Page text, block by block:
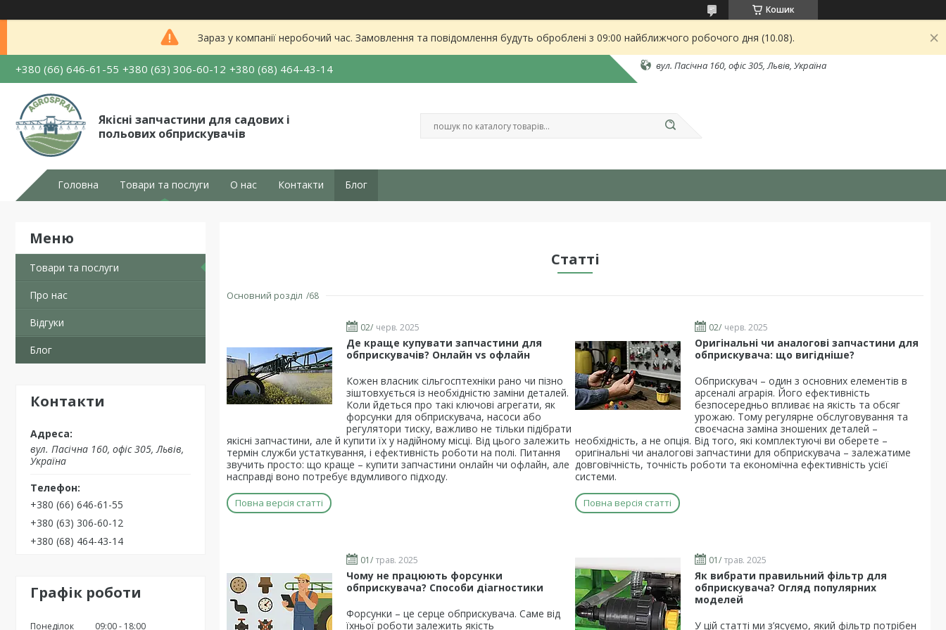
Кошик
Зараз у компанії неробочий час. Замовлення та повідомлення будуть оброблені з 09:00 найближчого робочого дня (10.08).
+380 (66) 646-61-55 +380 (63) 306-60-12 +380 (68) 464-43-14 вул. Пасічна 160, офіс 305, Львів, Україна
Якісні запчастини для садових і
польових обприскувачів
Головна Товари та послуги О нас Контакти Блог
Товари та послуги
Про нас
Відгуки
Блог
Контакти
вул. Пасічна 160, офіс 305, Львів,
Україна
+380 (66) 646-61-55
+380 (63) 306-60-12
+380 (68) 464-43-14
Графік роботи
Понеділок 09:00 18:00
Статті
Основний розділ 68
02/ черв. 2025
Де краще купувати запчастини для
обприскувачів? Онлайн vs офлайн
Кожен власник сільгосптехніки рано чи пізно
зіштовхується із необхідністю заміни деталей.
Коли йдеться про такі ключові агрегати, як
форсунки для обприскувача, насоси або
регулятори тиску, важливо не тільки підібрати
якісні запчастини, але й купити їх у надійному місці. Від цього залежить
термін служби устаткування, і ефективність роботи на полі. Питання
звучить просто: що краще – купити запчастини онлайн чи офлайн, але
насправді воно потребує вдумливого підходу.
Повна версія статті
02/ черв. 2025
Оригінальні чи аналогові запчастини для
обприскувача: що вигідніше?
Обприскувач – один з основних елементів в
арсеналі аграрія. Його ефективність
безпосередньо впливає на якість та обсяг
урожаю. Тому регулярне обслуговування та
своєчасна заміна зношених деталей –
необхідність, а не опція. Від того, які комплектуючі ви оберете –
оригінальні чи аналогові запчастини для обприскувача – залежатиме
довговічність, точність роботи та економічна ефективність усієї
системи.
Повна версія статті
01/ трав. 2025
Чому не працюють форсунки
обприскувача? Способи діагностики
Форсунки – це серце обприскувача. Саме від
їхньої роботи залежить якість
01/ трав. 2025
Як вибрати правильний фільтр для
обприскувача? Огляд популярних
моделей
У цій статті ми з’ясуємо, який фільтр потрібен